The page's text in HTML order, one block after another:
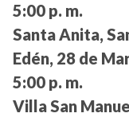
5:00 p. m.
Santa Anita,
Edén, 28 de
5:00 p. m.
Villa San